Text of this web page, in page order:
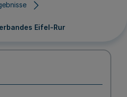
Eifel-Rur